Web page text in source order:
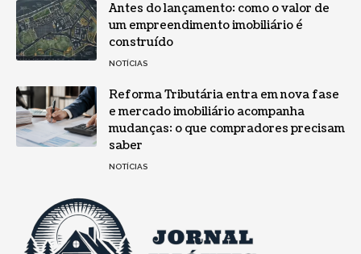
Antes do lançamento: como o valor de
um empreendimento imobiliário é
construído
NOTÍCIAS
Reforma Tributária entra em nova fase
e mercado imobiliário acompanha
mudanças: o que compradores precisam
saber
NOTÍCIAS